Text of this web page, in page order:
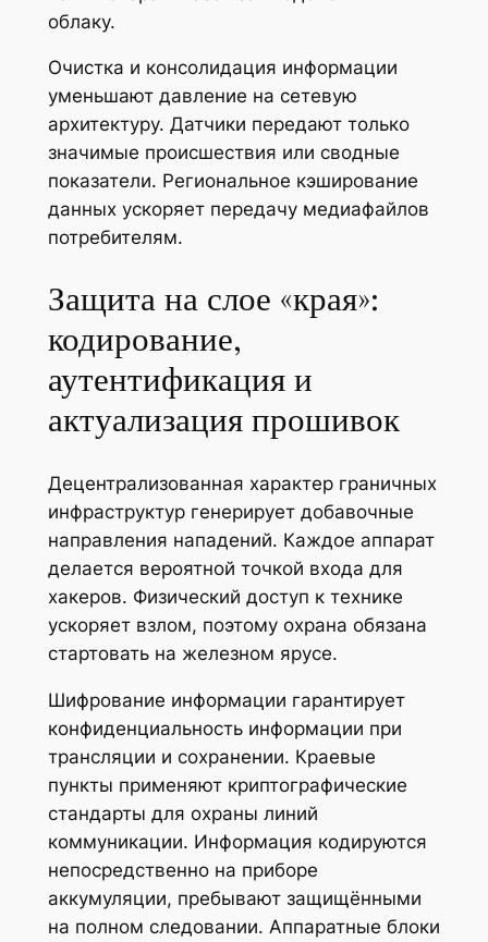
облаку.
Очистка и консолидация информации
уменьшают давление на сетевую
архитектуру. Датчики передают только
значимые происшествия или сводные
показатели. Региональное кэширование
данных ускоряет передачу медиафайлов
потребителям.
Защита на слое «края»:
кодирование,
аутентификация и
актуализация прошивок
Децентрализованная характер граничных
инфраструктур генерирует добавочные
направления нападений. Каждое аппарат
делается вероятной точкой входа для
хакеров. Физический доступ к технике
ускоряет взлом, поэтому охрана обязана
стартовать на железном ярусе.
Шифрование информации гарантирует
конфиденциальность информации при
трансляции и сохранении. Краевые
пункты применяют криптографические
стандарты для охраны линий
коммуникации. Информация кодируются
непосредственно на приборе
аккумуляции, пребывают защищёнными
на полном следовании. Аппаратные блоки